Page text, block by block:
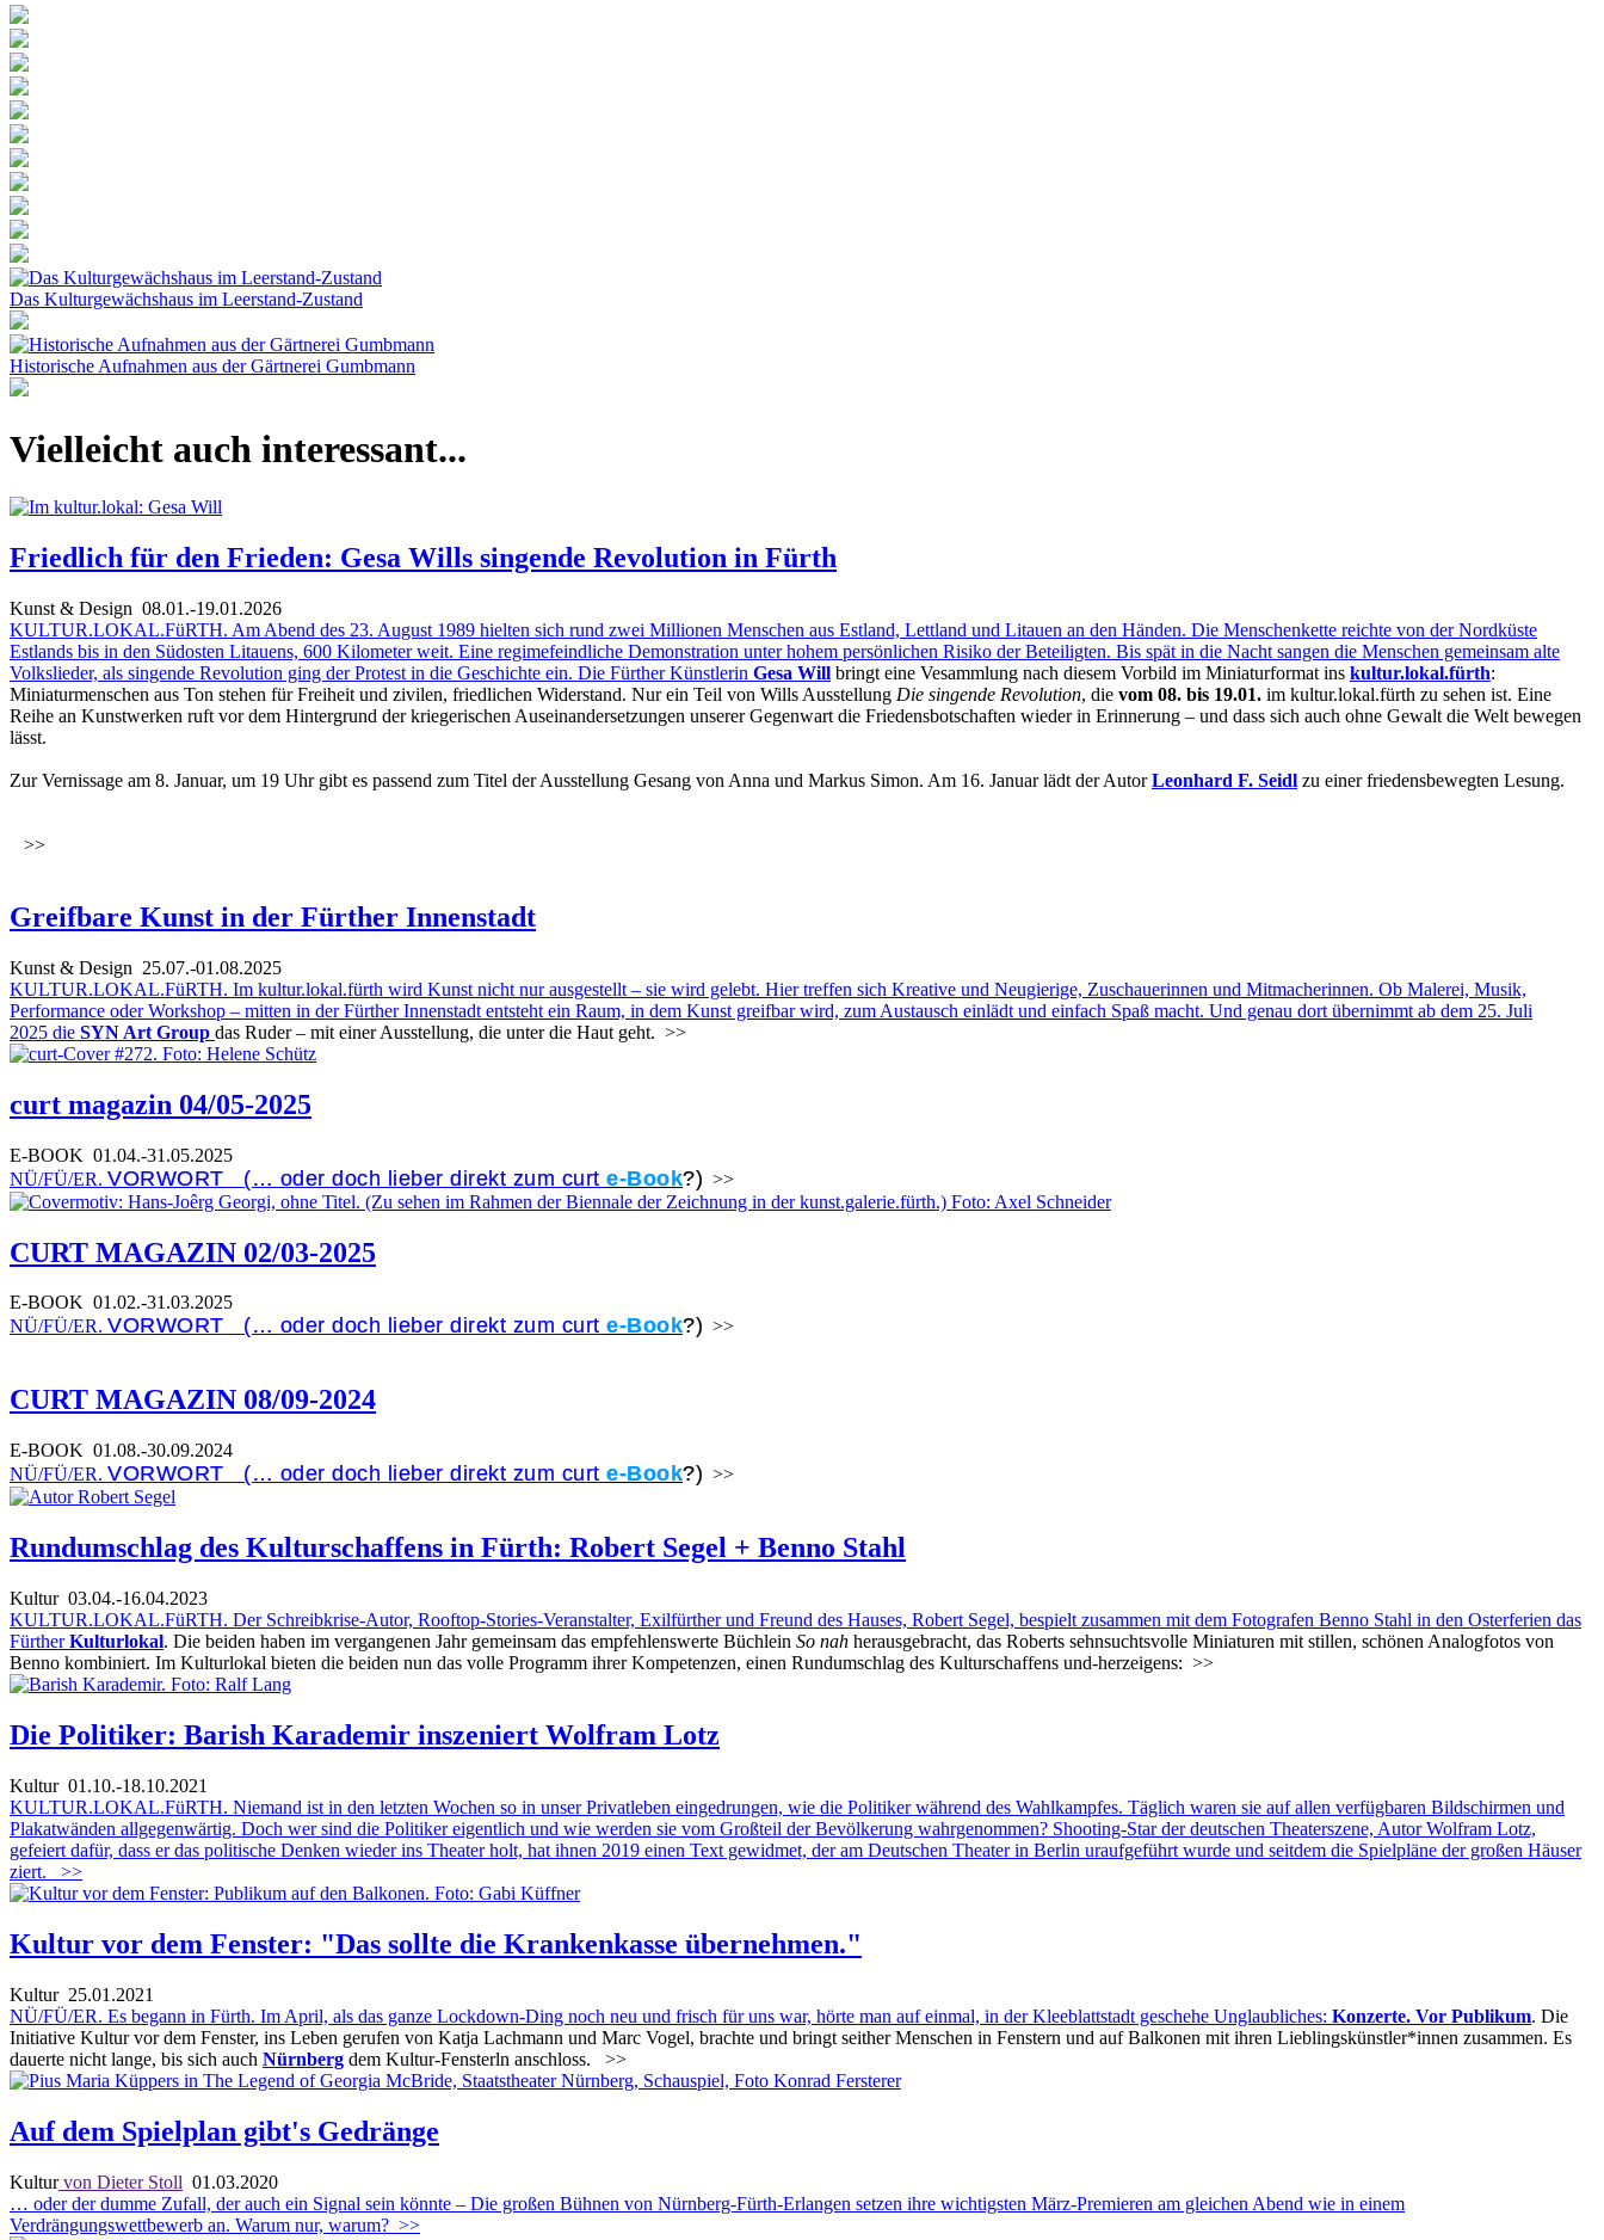
Das Kulturgewächshaus im Leerstand-Zustand
Historische Aufnahmen aus der Gärtnerei Gumbmann
Vielleicht auch interessant...
Friedlich für den Frieden: Gesa Wills singende Revolution in Fürth
Kunst & Design 08.01.-19.01.2026
KULTUR.LOKAL.FüRTH. Am Abend des 23. August 1989 hielten sich rund zwei Millionen Menschen aus Estland, Lettland und Litauen an den Händen. Die Menschenkette reichte von der Nordküste
Estlands bis in den Südosten Litauens, 600 Kilometer weit. Eine regimefeindliche Demonstration unter hohem persönlichen Risiko der Beteiligten. Bis spät in die Nacht sangen die Menschen gemeinsam alte
Volkslieder, als singende Revolution ging der Protest in die Geschichte ein. Die Fürther Künstlerin Gesa Will bringt eine Vesammlung nach diesem Vorbild im Miniaturformat ins kultur.lokal.fürth:
Miniaturmenschen aus Ton stehen für Freiheit und zivilen, friedlichen Widerstand. Nur ein Teil von Wills Ausstellung Die singende Revolution, die vom 08. bis 19.01. im kultur.lokal.fürth zu sehen ist. Eine
Reihe an Kunstwerken ruft vor dem Hintergrund der kriegerischen Auseinandersetzungen unserer Gegenwart die Friedensbotschaften wieder in Erinnerung – und dass sich auch ohne Gewalt die Welt bewegen
lässt.
Zur Vernissage am 8. Januar, um 19 Uhr gibt es passend zum Titel der Ausstellung Gesang von Anna und Markus Simon. Am 16. Januar lädt der AutorLeonhard F. Seidl zu einer friedensbewegten Lesung.
>>
Greifbare Kunst in der Fürther Innenstadt
Kunst & Design 25.07.-01.08.2025
KULTUR.LOKAL.FüRTH. Im kultur.lokal.fürth wird Kunst nicht nur ausgestellt – sie wird gelebt. Hier treffen sich Kreative und Neugierige, Zuschauerinnen und Mitmacherinnen. Ob Malerei, Musik,
Performance oder Workshop – mitten in der Fürther Innenstadt entsteht ein Raum, in dem Kunst greifbar wird, zum Austausch einlädt und einfach Spaß macht. Und genau dort übernimmt ab dem 25. Juli
2025 die SYN Art Group das Ruder – mit einer Ausstellung, die unter die Haut geht. >>
curt magazin 04/05-2025
E-BOOK 01.04.-31.05.2025
NÜ/FÜ/ER. VORWORT (… oder doch lieber direkt zum curt e-Book?) >>
CURT MAGAZIN 02/03-2025
E-BOOK 01.02.-31.03.2025
NÜ/FÜ/ER. VORWORT (… oder doch lieber direkt zum curt e-Book?) >>
CURT MAGAZIN 08/09-2024
E-BOOK 01.08.-30.09.2024
NÜ/FÜ/ER. VORWORT (… oder doch lieber direkt zum curt e-Book?) >>
Rundumschlag des Kulturschaffens in Fürth: Robert Segel + Benno Stahl
Kultur03.04.-16.04.2023
KULTUR.LOKAL.FüRTH. Der Schreibkrise-Autor, Rooftop-Stories-Veranstalter, Exilfürther und Freund des Hauses, Robert Segel, bespielt zusammen mit dem Fotografen Benno Stahl in den Osterferien das
FürtherKulturlokal. Die beiden haben im vergangenen Jahr gemeinsam das empfehlenswerte Büchlein So nah herausgebracht, das Roberts sehnsuchtsvolle Miniaturen mit stillen, schönen Analogfotos von
Benno kombiniert. Im Kulturlokal bieten die beiden nun das volle Programm ihrer Kompetenzen, einen Rundumschlag des Kulturschaffens und-herzeigens: >>
Die Politiker: Barish Karademir inszeniert Wolfram Lotz
Kultur01.10.-18.10.2021
KULTUR.LOKAL.FüRTH. Niemand ist in den letzten Wochen so in unser Privatleben eingedrungen, wie die Politiker während des Wahlkampfes. Täglich waren sie auf allen verfügbaren Bildschirmen und
Plakatwänden allgegenwärtig. Doch wer sind die Politiker eigentlich und wie werden sie vom Großteil der Bevölkerung wahrgenommen? Shooting-Star der deutschen Theaterszene, Autor Wolfram Lotz,
gefeiert dafür, dass er das politische Denken wieder ins Theater holt, hat ihnen 2019 einen Text gewidmet, der am Deutschen Theater in Berlin uraufgeführt wurde und seitdem die Spielpläne der großen Häuser
ziert.
>>
Kultur vor dem Fenster: "Das sollte die Krankenkasse übernehmen."
Kultur25.01.2021
NÜ/FÜ/ER. Es begann in Fürth. Im April, als das ganze Lockdown-Ding noch neu und frisch für uns war, hörte man auf einmal, in der Kleeblattstadt geschehe Unglaubliches: Konzerte. Vor Publikum. Die
Initiative Kultur vor dem Fenster, ins Leben gerufen von Katja Lachmann und Marc Vogel, brachte und bringt seither Menschen in Fenstern und auf Balkonen mit ihren Lieblingskünstler*innen zusammen. Es
dauerte nicht lange, bis sich auch Nürnberg dem Kultur-Fensterln anschloss. >>
Auf dem Spielplan gibt's Gedränge
Kulturvon Dieter Stoll 01.03.2020
… oder der dumme Zufall, der auch ein Signal sein könnte – Die großen Bühnen von Nürnberg-Fürth-Erlangen setzen ihre wichtigsten März-Premieren am gleichen Abend wie in einem
Verdrängungswettbewerb an. Warum nur, warum? >>